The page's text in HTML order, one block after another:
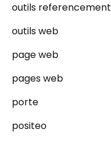
outils referencement
outils web
page web
pages web
porte
positeo